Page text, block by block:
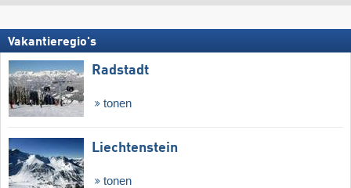
Vakantieregio's
Radstadt
tonen
Liechtenstein
tonen